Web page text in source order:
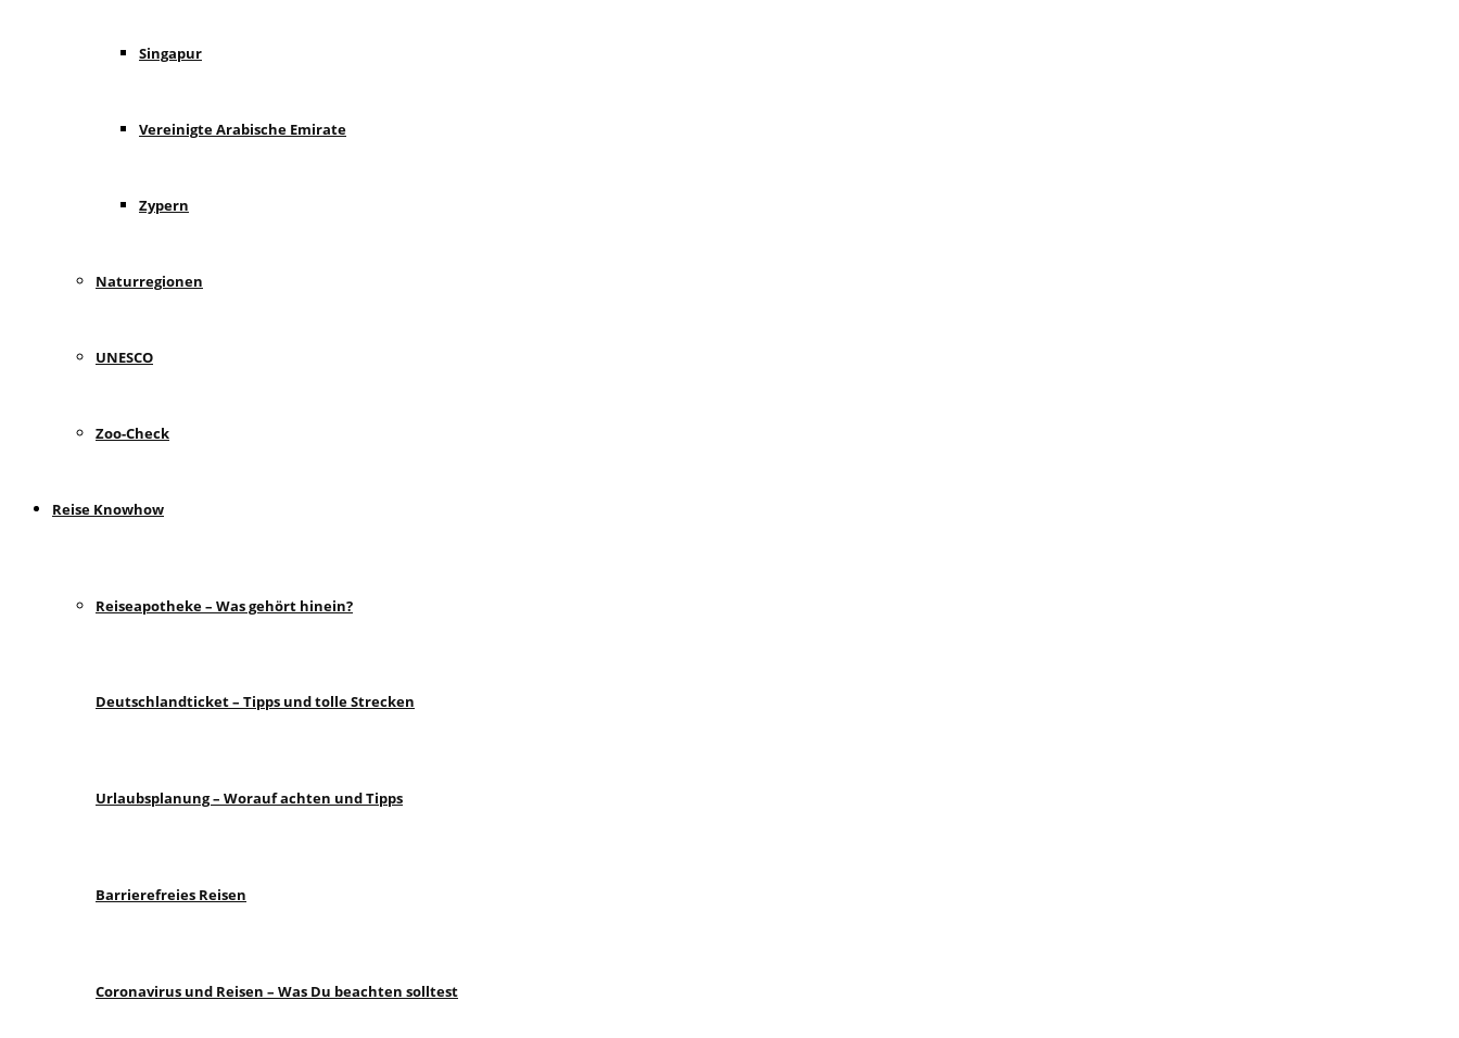
Singapur
Vereinigte Arabische Emirate
Zypern
Naturregionen
UNESCO
Zoo-Check
Reise Knowhow
Reiseapotheke – Was gehört hinein?
Deutschlandticket – Tipps und tolle Strecken
Urlaubsplanung – Worauf achten und Tipps
Barrierefreies Reisen
Coronavirus und Reisen – Was Du beachten solltest